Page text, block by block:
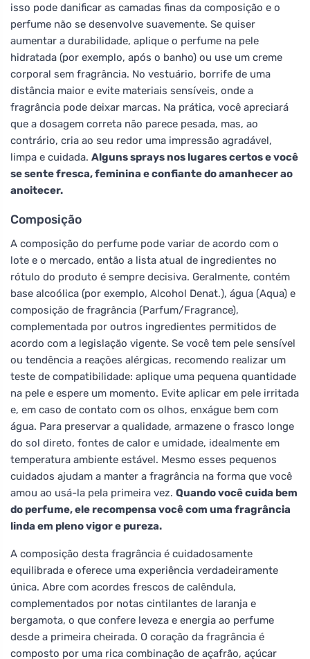
isso pode danificar as camadas finas da composição e o
perfume não se desenvolve suavemente. Se quiser
aumentar a durabilidade, aplique o perfume na pele
hidratada (por exemplo, após o banho) ou use um creme
corporal sem fragrância. No vestuário, borrife de uma
distância maior e evite materiais sensíveis, onde a
fragrância pode deixar marcas. Na prática, você apreciará
que a dosagem correta não parece pesada, mas, ao
contrário, cria ao seu redor uma impressão agradável,
limpa e cuidada. Alguns sprays nos lugares certos e você
se sente fresca, feminina e confiante do amanhecer ao
anoitecer.
Composição
A composição do perfume pode variar de acordo com o
lote e o mercado, então a lista atual de ingredientes no
rótulo do produto é sempre decisiva. Geralmente, contém
base alcoólica (por exemplo, Alcohol Denat.), água (Aqua) e
composição de fragrância (Parfum/Fragrance),
complementada por outros ingredientes permitidos de
acordo com a legislação vigente. Se você tem pele sensível
ou tendência a reações alérgicas, recomendo realizar um
teste de compatibilidade: aplique uma pequena quantidade
na pele e espere um momento. Evite aplicar em pele irritada
e, em caso de contato com os olhos, enxágue bem com
água. Para preservar a qualidade, armazene o frasco longe
do sol direto, fontes de calor e umidade, idealmente em
temperatura ambiente estável. Mesmo esses pequenos
cuidados ajudam a manter a fragrância na forma que você
amou ao usá-la pela primeira vez. Quando você cuida bem
do perfume, ele recompensa você com uma fragrância
linda em pleno vigor e pureza.
A composição desta fragrância é cuidadosamente
equilibrada e oferece uma experiência verdadeiramente
única. Abre com acordes frescos de calêndula,
complementados por notas cintilantes de laranja e
bergamota, o que confere leveza e energia ao perfume
desde a primeira cheirada. O coração da fragrância é
composto por uma rica combinação de açafrão, açúcar